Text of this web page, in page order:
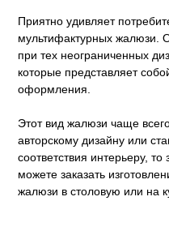
Приятно удивляет
мультифактурных жалюзи.
при тех неограниченных
которые представляет
оформления.
Этот вид жалюзи чаще
авторскому дизайну или
соответствия интерьеру,
можете заказать
жалюзи в столовую или на